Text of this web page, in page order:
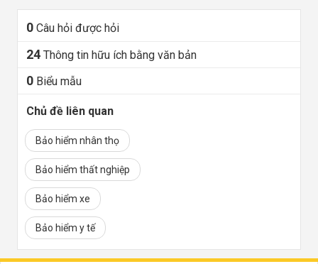
0 Câu hỏi được hỏi
24 Thông tin hữu ích bằng văn bản
0 Biểu mẫu
Chủ đề liên quan
Bảo hiểm nhân thọ
Bảo hiểm thất nghiệp
Bảo hiểm xe
Bảo hiểm y tế